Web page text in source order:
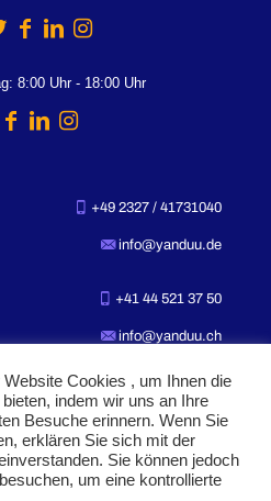
8:00 Uhr - 18:00 Uhr
+49 2327 / 41731040
info@yanduu.de
+41 44 521 37 50
info@yanduu.ch
Cookies , um Ihnen die
indem wir uns an Ihre
Besuche erinnern. Wenn Sie
erklären Sie sich mit der
Sie können jedoch
um eine kontrollierte